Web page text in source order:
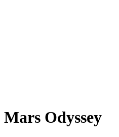
Mars Odyssey